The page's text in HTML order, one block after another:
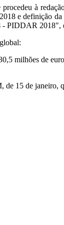
à
e definição
- PIDDAR 2018",
milhões de
15 de janeiro,